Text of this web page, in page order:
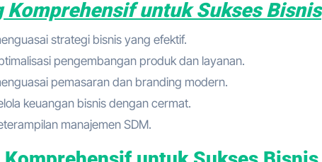
Komprehensif untuk Sukses Bisnis
strategi bisnis yang efektif.
pengembangan produk dan layanan.
pemasaran dan branding modern.
keuangan bisnis dengan cermat.
manajemen SDM.